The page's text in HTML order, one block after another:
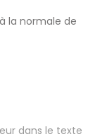
la normale de
dans le texte